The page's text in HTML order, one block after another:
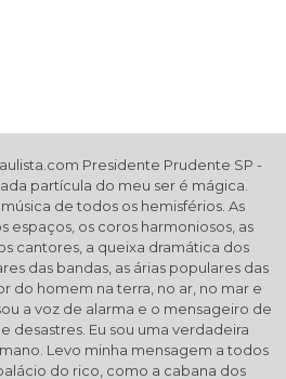
Presidente Prudente SP -
partícula do meu ser é mágica.
de todos os hemisférios. As
espaços, os coros harmoniosos, as
cantores, a queixa dramática dos
das bandas, as árias populares das
do homem na terra, no ar, no mar e
a voz de alarma e o mensageiro de
desastres. Eu sou uma verdadeira
Levo minha mensagem a todos
do rico, como a cabana dos